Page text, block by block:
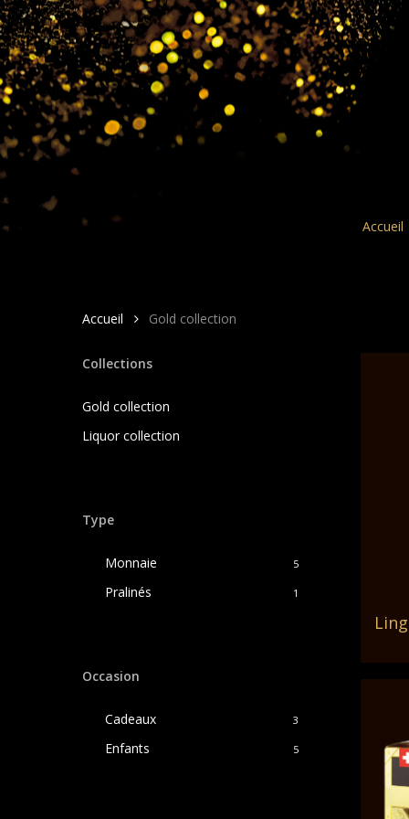
Skip
to
main
content
Accueil
Accueil Gold collection
Collections
Gold collection
Liquor collection
Type
Monnaie 5
Pralinés 1
Occasion
Cadeaux 3
Enfants 5